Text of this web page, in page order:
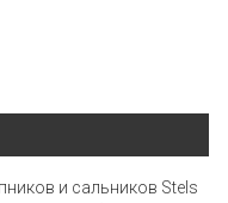
и сальников Stels